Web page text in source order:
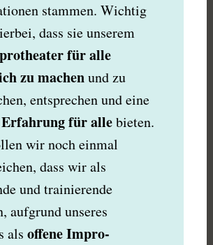
stammen. Wichtig
dass sie unserem
für alle
zu machenund zu
entsprechen und eine
für allebieten.
wir noch einmal
dass wir als
und trainierende
aufgrund unseres
als offene Impro-